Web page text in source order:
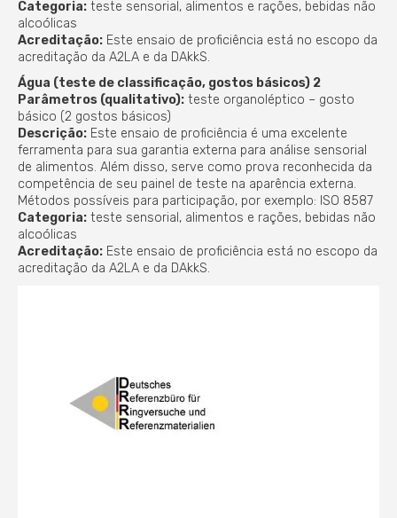
Categoria: teste sensorial, alimentos e rações, bebidas não
alcoólicas
Acreditação: Este ensaio de proficiência está no escopo da
acreditação da A2LA e da DAkkS.
Água (teste de classificação, gostos básicos) 2
Parâmetros (qualitativo): teste organoléptico – gosto
básico (2 gostos básicos)
Descrição: Este ensaio de proficiência é uma excelente
ferramenta para sua garantia externa para análise sensorial
de alimentos. Além disso, serve como prova reconhecida da
competência de seu painel de teste na aparência externa.
Métodos possíveis para participação, por exemplo: ISO 8587
Categoria: teste sensorial, alimentos e rações, bebidas não
alcoólicas
Acreditação: Este ensaio de proficiência está no escopo da
acreditação da A2LA e da DAkkS.